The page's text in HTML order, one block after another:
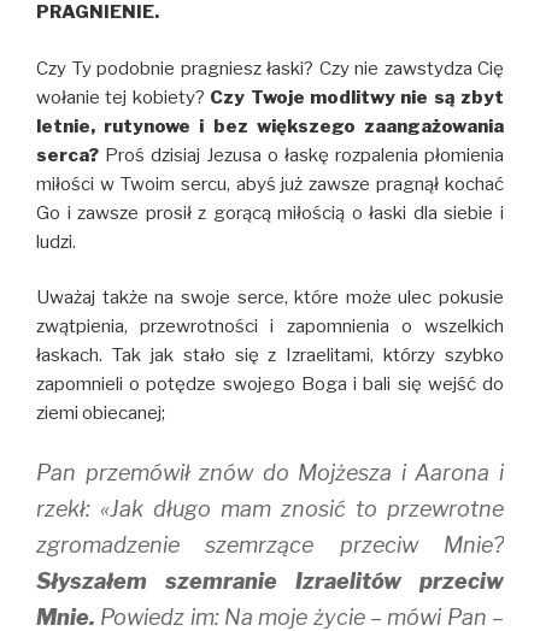
PRAGNIENIE.
Czy Ty podobnie pragniesz łaski? Czy nie zawstydza Cię
wołanie tej kobiety? Czy Twoje modlitwy nie są zbyt
letnie, rutynowe i bez większego zaangażowania
serca? Proś dzisiaj Jezusa o łaskę rozpalenia płomienia
miłości w Twoim sercu, abyś już zawsze pragnął kochać
Go i zawsze prosił z gorącą miłością o łaski dla siebie i
ludzi.
Uważaj także na swoje serce, które może ulec pokusie
zwątpienia, przewrotności i zapomnienia o wszelkich
łaskach. Tak jak stało się z Izraelitami, którzy szybko
zapomnieli o potędze swojego Boga i bali się wejść do
ziemi obiecanej;
Pan przemówił znów do Mojżesza i Aarona i
rzekł: «Jak długo mam znosić to przewrotne
zgromadzenie szemrzące przeciw Mnie?
Słyszałem szemranie Izraelitów przeciw
Mnie. Powiedz im: Na moje życie – mówi Pan –